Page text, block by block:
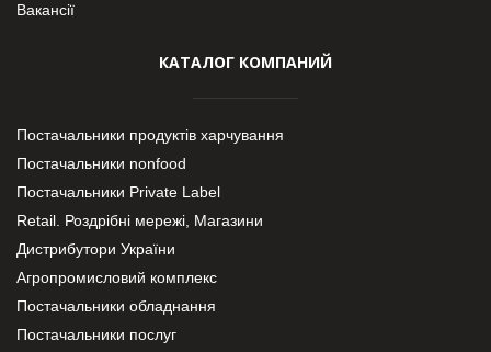
Вакансії
КАТАЛОГ КОМПАНИЙ
Постачальники продуктів харчування
Постачальники nonfood
Постачальники Private Label
Retail. Роздрібні мережі, Магазини
Дистрибутори України
Агропромисловий комплекс
Постачальники обладнання
Постачальники послуг